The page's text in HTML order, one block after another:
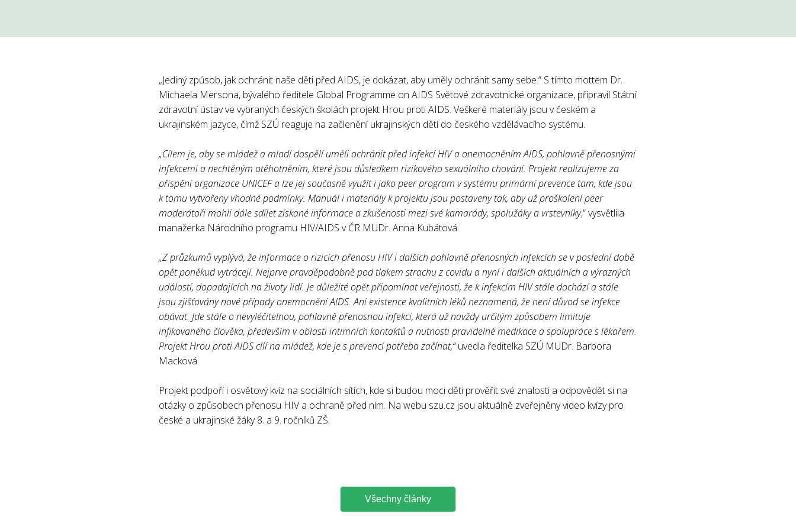
„Jediný způsob, jak ochránit naše děti před AIDS, je dokázat, aby uměly ochránit samy sebe.“ S tímto mottem Dr.
Michaela Mersona, bývalého ředitele Global Programme on AIDS Světové zdravotnické organizace, připravil Státní
zdravotní ústav ve vybraných českých školách projekt Hrou proti AIDS. Veškeré materiály jsou v českém a
ukrajinském jazyce, čímž SZÚ reaguje na začlenění ukrajinských dětí do českého vzdělávacího systému.
„Cílem je, aby se mládež a mladí dospělí uměli ochránit před infekcí HIV a onemocněním AIDS, pohlavně přenosnými
infekcemi a nechtěným otěhotněním, které jsou důsledkem rizikového sexuálního chování. Projekt realizujeme za
přispění organizace UNICEF a lze jej současně využít i jako peer program v systému primární prevence tam, kde jsou
k tomu vytvořeny vhodné podmínky. Manuál i materiály k projektu jsou postaveny tak, aby už proškolení peer
moderátoři mohli dále sdílet získané informace a zkušenosti mezi své kamarády, spolužáky a vrstevníky,“ vysvětlila
manažerka Národního programu HIV/AIDS v ČR MUDr. Anna Kubátová.
„Z průzkumů vyplývá, že informace o rizicích přenosu HIV i dalších pohlavně přenosných infekcích se v poslední době
opět poněkud vytrácejí. Nejprve pravděpodobně pod tlakem strachu z covidu a nyní i dalších aktuálních a výrazných
událostí, dopadajících na životy lidí. Je důležité opět připomínat veřejnosti, že k infekcím HIV stále dochází a stále
jsou zjišťovány nové případy onemocnění AIDS. Ani existence kvalitních léků neznamená, že není důvod se infekce
obávat. Jde stále o nevyléčitelnou, pohlavně přenosnou infekci, která už navždy určitým způsobem limituje
infikovaného člověka, především v oblasti intimních kontaktů a nutnosti pravidelné medikace a spolupráce s lékařem.
Projekt Hrou proti AIDS cílí na mládež, kde je s prevencí potřeba začínat,“uvedla ředitelka SZÚ MUDr. Barbora
Macková.
Projekt podpoří i osvětový kvíz na sociálních sítích, kde si budou moci děti prověřit své znalosti a odpovědět si na
otázky o způsobech přenosu HIV a ochraně před ním. Na webu szu.cz jsou aktuálně zveřejněny video kvízy pro
české a ukrajinské žáky 8. a 9. ročníků ZŠ.
Všechny články